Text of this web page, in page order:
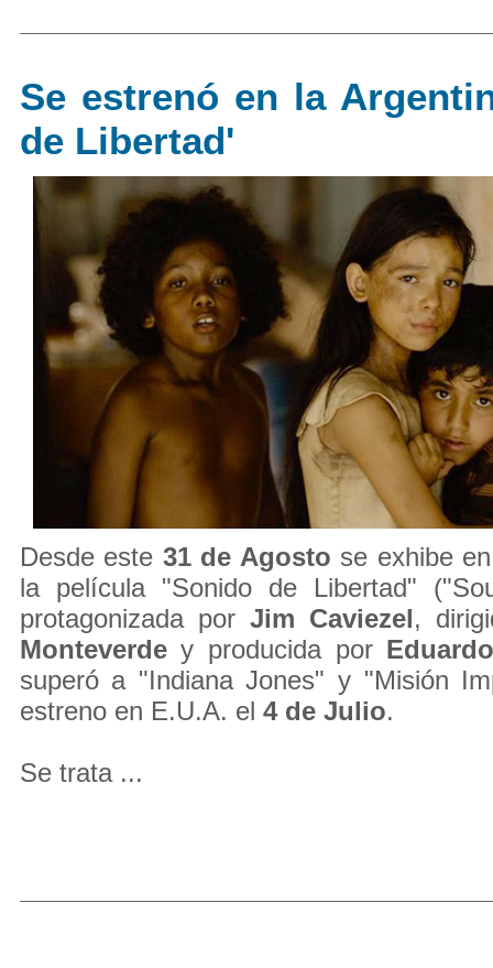
Se estrenó en la
de Libertad'
Desde este 31 de Agosto se exhibe
la película "Sonido de Libertad"
protagonizada por Jim Caviezel,
Monteverdey producida por
superó a "Indiana Jones" y "Misión
estreno en E.U.A. el 4 de Julio.
Se trata ...